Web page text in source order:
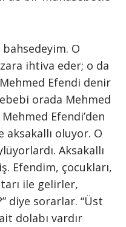
O
ihtiva eder; o da
Efendi denir
orada Mehmed
Efendi’den
aksakallı oluyor. O
Aksakallı
Efendim, çocukları,
ile gelirler,
diye sorarlar. “Üst
dolabı vardır